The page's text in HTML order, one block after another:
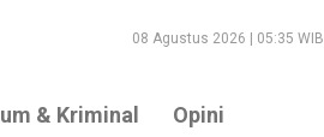
08 Agustus 2026 | 05:35 WIB
& Kriminal Opini